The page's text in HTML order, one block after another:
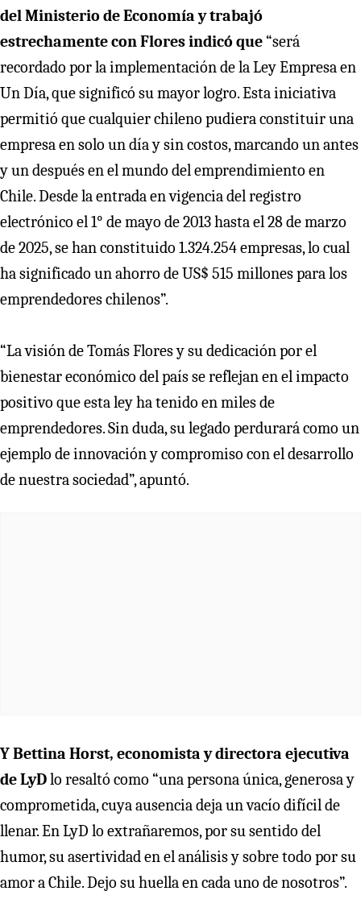
del Ministerio de Economía y trabajó
estrechamente con Flores indicó que “será
recordado por la implementación de la Ley Empresa en
Un Día, que significó su mayor logro. Esta iniciativa
permitió que cualquier chileno pudiera constituir una
empresa en solo un día y sin costos, marcando un antes
y un después en el mundo del emprendimiento en
Chile. Desde la entrada en vigencia del registro
electrónico el 1° de mayo de 2013 hasta el 28 de marzo
de 2025, se han constituido 1.324.254 empresas, lo cual
ha significado un ahorro de US$ 515 millones para los
emprendedores chilenos”.
“La visión de Tomás Flores y su dedicación por el
bienestar económico del país se reflejan en el impacto
positivo que esta ley ha tenido en miles de
emprendedores. Sin duda, su legado perdurará como un
ejemplo de innovación y compromiso con el desarrollo
de nuestra sociedad”, apuntó.
Y Bettina Horst, economista y directora ejecutiva
de LyDlo resaltó como “una persona única, generosa y
comprometida, cuya ausencia deja un vacío difícil de
llenar. En LyD lo extrañaremos, por su sentido del
humor, su asertividad en el análisis y sobre todo por su
amor a Chile. Dejo su huella en cada uno de nosotros”.